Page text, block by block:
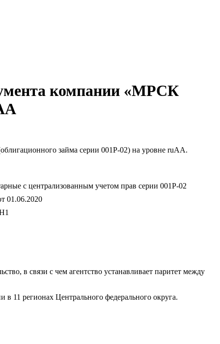
компании «МРСК
займа серии 001Р-02) на уровне ruAА.
с централизованным учетом прав серии 001P-02
01.06.2020
в связи с чем агентство устанавливает паритет между
11 регионах Центрального федерального округа.